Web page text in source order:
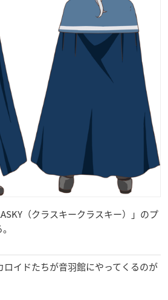
（クラスキークラスキー）」のプ
ロイドたちが音羽館にやってくるのが